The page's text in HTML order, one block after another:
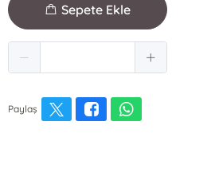
Sepete Ekle
Paylaş